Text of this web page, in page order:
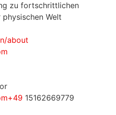
zu fortschrittlichen
Welt
about
15162669779